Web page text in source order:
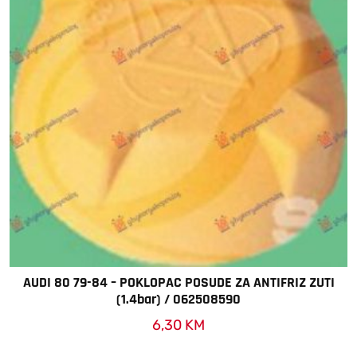
AUDI 80 79-84 – POKLOPAC POSUDE ZA ANTIFRIZ ZUTI
(1.4bar) / 062508590
6,30 KM